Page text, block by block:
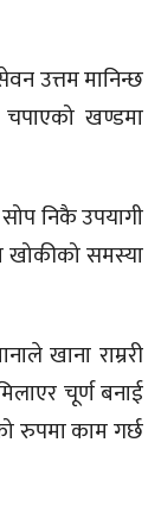
उत्तम मानिन्छ
खण्डमा
निकै उपयागी
खोकीको समस्या
खाना राम्ररी
चूर्ण बनाई
रुपमा काम गर्छ